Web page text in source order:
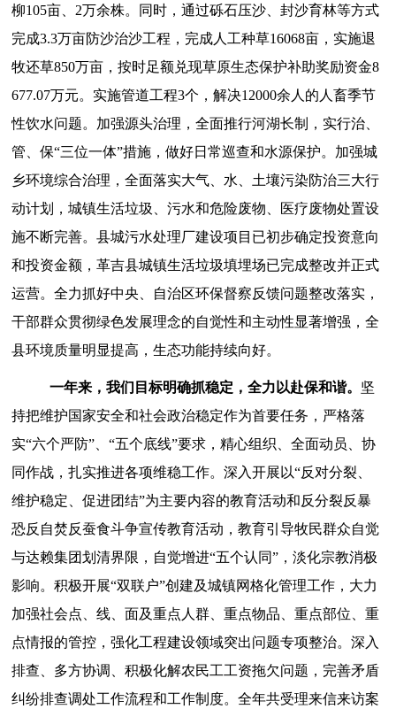
柳105亩、 2万余株。同时，通过砾石压沙、封沙育林等方式
完成3.3万亩防沙治沙工程，完成人工种草16068亩，实施退
牧还草850万亩，按时足额兑现草原生态保护补助奖励资金8
677.07万元。 实施管道工程3个，解决12000余人的人畜季节
性饮水问题。加强源头治理 ，全面推行河湖长制，实行治、
管、保“三位一体”措施，做好日常巡查和水源保护。 加强城
乡环境综合治理 ，全面落实大气、水、土壤污染防治三大行
动计划，城镇生活垃圾、污水和危险废物、医疗废物处置设
施不断完善。县城污水处理厂建设项目已初步确定投资意向
和投资金额，革吉县城镇生活垃圾填埋场已完成整改并正式
运营。全力抓好中央、自治区环保督察反馈问题整改落实，
干部群众贯彻绿色发展理念的自觉性和主动性显著增强，全
县环境质量明显提高，生态功能持续向好。
一年来，我们目标明确抓稳定，全力以赴保和谐。 坚
持把维护国家安全和社会政治稳定作为首要任务，严格落
实“六个严防” 、“五个底线”要求，精心组织、全面动员、协
同作战，扎实推进各项维稳工作。深入开展以“反对分裂、
维护稳定、促进团结”为主要内容的教育活动和反分裂反暴
恐反自焚反蚕食斗争宣传教育活动，教育引导牧民群众自觉
与达赖集团划清界限，自觉增进“五个认同”，淡化宗教消极
影响。积极开展“双联户”创建及城镇网格化管理工作，大力
加强社会点、线、面及重点人群、重点物品、重点部位、重
点情报的管控，强化工程建设领域突出问题专项整治。深入
排查、多方协调、积极化解农民工工资拖欠问题，完善矛盾
纠纷排查调处工作流程和工作制度。全年共受理来信来访案